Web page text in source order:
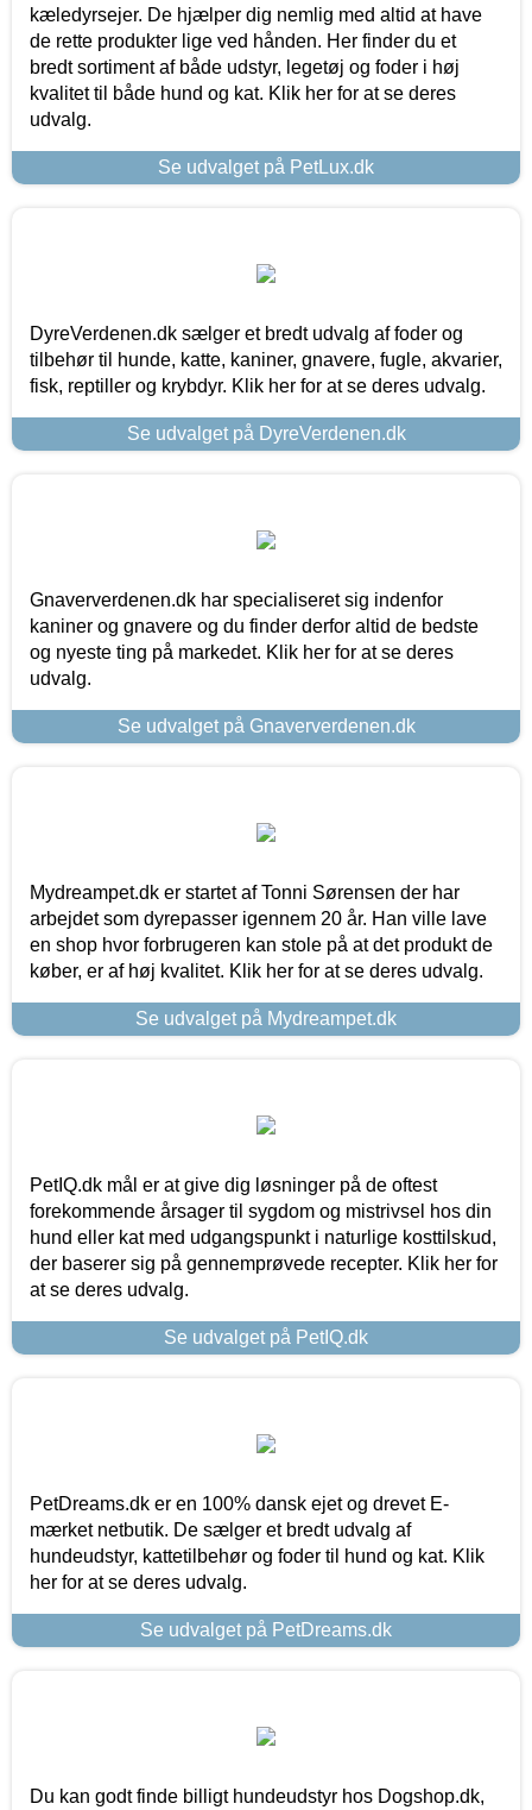
kæledyrsejer. De hjælper dig nemlig med altid at have
de rette produkter lige ved hånden. Her finder du et
bredt sortiment af både udstyr, legetøj og foder i høj
kvalitet til både hund og kat. Klik her for at se deres
udvalg.
Se udvalget på PetLux.dk
DyreVerdenen.dk sælger et bredt udvalg af foder og
tilbehør til hunde, katte, kaniner, gnavere, fugle, akvarier,
fisk, reptiller og krybdyr. Klik her for at se deres udvalg.
Se udvalget på DyreVerdenen.dk
Gnaververdenen.dk har specialiseret sig indenfor
kaniner og gnavere og du finder derfor altid de bedste
og nyeste ting på markedet. Klik her for at se deres
udvalg.
Se udvalget på Gnaververdenen.dk
Mydreampet.dk er startet af Tonni Sørensen der har
arbejdet som dyrepasser igennem 20 år. Han ville lave
en shop hvor forbrugeren kan stole på at det produkt de
køber, er af høj kvalitet. Klik her for at se deres udvalg.
Se udvalget på Mydreampet.dk
PetIQ.dk mål er at give dig løsninger på de oftest
forekommende årsager til sygdom og mistrivsel hos din
hund eller kat med udgangspunkt i naturlige kosttilskud,
der baserer sig på gennemprøvede recepter. Klik her for
at se deres udvalg.
Se udvalget på PetIQ.dk
PetDreams.dk er en 100% dansk ejet og drevet E-
mærket netbutik. De sælger et bredt udvalg af
hundeudstyr, kattetilbehør og foder til hund og kat. Klik
her for at se deres udvalg.
Se udvalget på PetDreams.dk
Du kan godt finde billigt hundeudstyr hos Dogshop.dk,